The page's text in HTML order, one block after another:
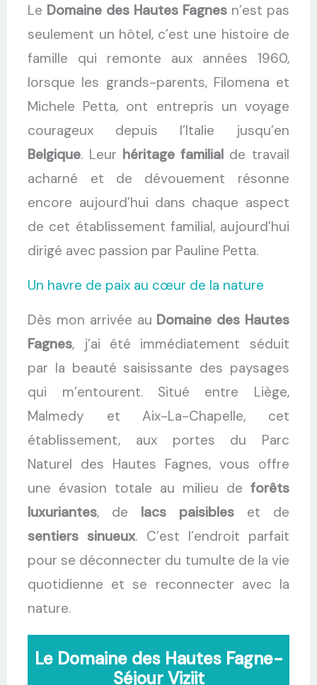
Le Domaine des Hautes Fagnesn’est pas
seulement un hôtel, c’est une histoire de
famille qui remonte aux années 1960,
lorsque les grands-parents, Filomena et
Michele Petta, ont entrepris un voyage
courageux depuis l’Italie jusqu’en
Belgique. Leur héritage familial de travail
acharné et de dévouement résonne
encore aujourd’hui dans chaque aspect
de cet établissement familial, aujourd’hui
dirigé avec passion par Pauline Petta.
Un havre de paix au cœur de la nature
Dès mon arrivée au Domaine des Hautes
Fagnes, j’ai été immédiatement séduit
par la beauté saisissante des paysages
qui m’entourent. Situé entre Liège,
Malmedy et Aix-La-Chapelle, cet
établissement, aux portes du Parc
Naturel des Hautes Fagnes, vous offre
une évasion totale au milieu de forêts
luxuriantes, de lacs paisibleset de
sentiers sinueux. C’est l’endroit parfait
pour se déconnecter du tumulte de la vie
quotidienne et se reconnecter avec la
nature.
Le Domaine des Hautes Fagne-
Séjour Viziit